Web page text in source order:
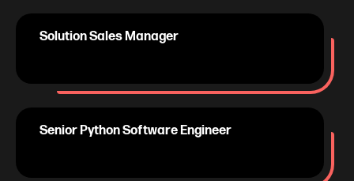
Solution Sales Manager
Senior Python Software Engineer